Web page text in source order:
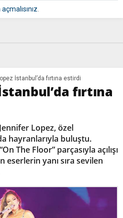
İstanbul’da fırtına estirdi
fırtına
Lopez, özel
hayranlarıyla buluştu.
The Floor” parçasıyla açılışı
yanı sıra sevilen